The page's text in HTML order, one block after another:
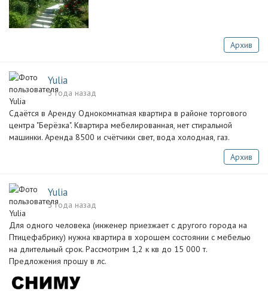
Архив
Yulia
3 года назад
Сдаётся в Аренду Однокомнатная квартира в районе торгового
центра "Берёзка". Квартира мебелированная, нет стиральной
машинки. Аренда 8500 и счётчики свет, вода холодная, газ.
Архив
Yulia
3 года назад
Для одного человека (инженер приезжает с другого города на
Птицефабрику) нужна квартира в хорошем состоянии с мебелью
на длительный срок. Рассмотрим 1,2 к кв до 15 000 т.
Предложения прошу в лс.